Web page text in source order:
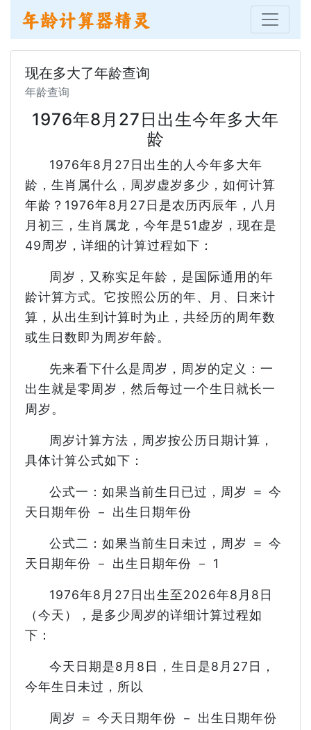
现在多大了年龄查询
年龄查询
1976年8月27日出生今年多大年
龄
1976年8月27日出生的人今年多大年
龄，生肖属什么，周岁虚岁多少，如何计算
年龄？1976年8月27日是农历丙辰年，八月
月初三，生肖属龙，今年是51虚岁，现在是
49周岁，详细的计算过程如下：
周岁，又称实足年龄，是国际通用的年
龄计算方式。它按照公历的年、月、日来计
算，从出生到计算时为止，共经历的周年数
或生日数即为周岁年龄。
先来看下什么是周岁，周岁的定义：一
出生就是零周岁，然后每过一个生日就长一
周岁。
周岁计算方法，周岁按公历日期计算，
具体计算公式如下：
公式一：如果当前生日已过，周岁 ＝ 今
天日期年份 － 出生日期年份
公式二：如果当前生日未过，周岁 ＝ 今
天日期年份 － 出生日期年份 － 1
1976年8月27日出生至2026年8月8日
（今天），是多少周岁的详细计算过程如
下：
今天日期是8月8日，生日是8月27日，
今年生日未过，所以
周岁 ＝ 今天日期年份 － 出生日期年份